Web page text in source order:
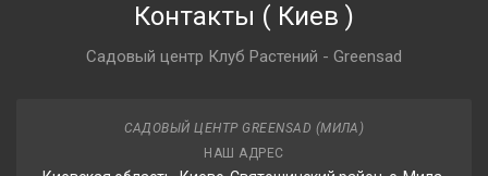
Контакты ( Киев )
Садовый центр Клуб Растений - Greensad
САДОВЫЙ ЦЕНТР GREENSAD (МИЛА)
НАШ АДРЕС